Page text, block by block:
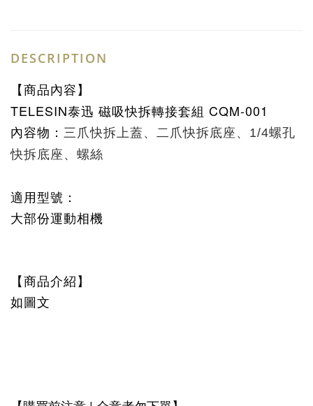
DESCRIPTION
【商品內容】
TELESIN泰迅 磁吸快拆轉接套組 CQM-001
內容物： 三爪快拆上蓋、 二爪快拆底座、 1/4螺孔
快拆底座、 螺絲
適用型號：
大部份運動相機
【商品介紹】
如圖文